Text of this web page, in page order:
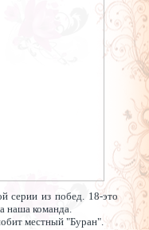
серии из побед. 18-это
наша команда.
местный "Буран".